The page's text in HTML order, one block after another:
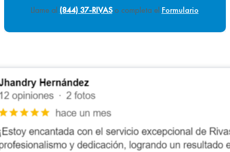
Llame al (844) 37-RIVASo completa el Formulario.